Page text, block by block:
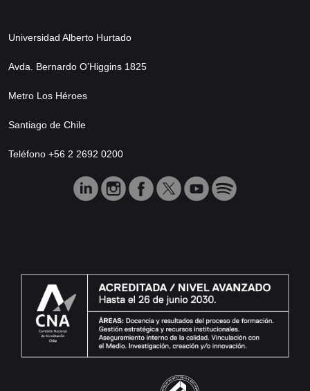
Universidad Alberto Hurtado
Avda. Bernardo O’Higgins 1825
Metro Los Héroes
Santiago de Chile
Teléfono +56 2 2692 0200